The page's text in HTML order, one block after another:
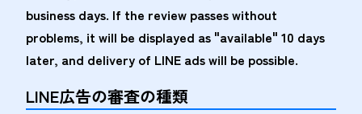
business days. If the review passes without
problems, it will be displayed as "available" 10 days
later, and delivery of LINE ads will be possible.
LINE広告の審査の種類